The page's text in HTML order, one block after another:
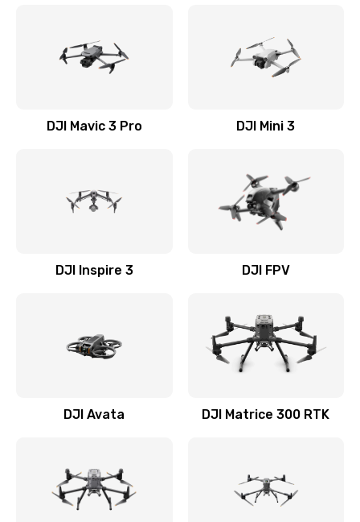
DJI Mavic 3 Pro DJI Mini 3
DJI Inspire 3 DJI FPV
DJI Avata DJI Matrice 300 RTK